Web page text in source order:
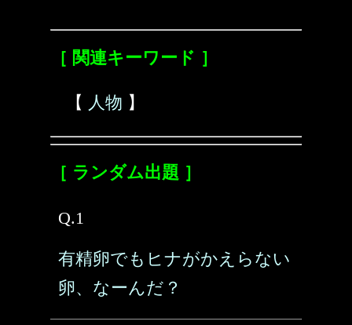
［ 関連キーワード ］
【 人物 】
［ ランダム出題 ］
Q.1
有精卵でもヒナがかえらない
卵、なーんだ？